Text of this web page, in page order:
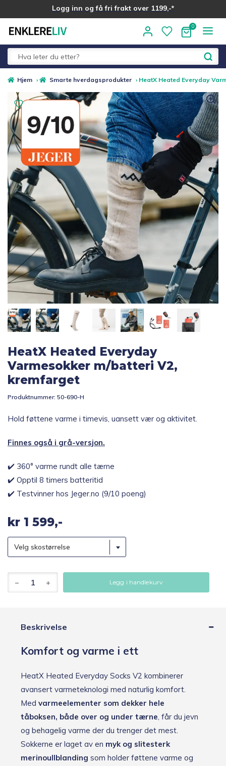
Logg inn og få fri frakt over 1199,-*
Alle kategorier
Fold
Medlemstilbud
Nyheter
Sommer ☀️
Best i test
Merker
Topp 10
Inspirasjon
Gavetips
Hjem › Smarte hverdagsprodukter › HeatX Heated Everyday
HeatX Heated Everyday
Varmesokker m/batteri V2,
kremfarget
Produktnummer: 50-690-H
Hold føttene varme i timevis, uansett vær og aktivitet.
Finnes også i grå-versjon.
✔️ 360° varme rundt alle tærne
✔️ Opptil 8 timers batteritid
✔️ Testvinner hos Jeger.no (9/10 poeng)
kr 1 599,-
Velg skostørrelse
Heated
Everyday
Legg i handlekurv
Beskrivelse
Komfort og varme i ett
HeatX Heated Everyday Socks V2 kombinerer
avansert varme­teknologi med naturlig komfort.
Med varmeelementer som dekker hele
tåboksen, både over og under tærne, får du jevn
og behagelig varme der du trenger det mest.
Sokkerne er laget av en myk og slitesterk
merinoullblanding som holder føttene varme og